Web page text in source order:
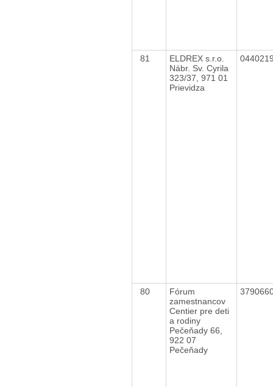
81
ELDREX s.r.o.
Nábr. Sv. Cyrila
323/37, 971 01
Prievidza
80
Fórum
zamestnancov
Centier pre deti
a rodiny
Pečeňady 66,
922 07
Pečeňady